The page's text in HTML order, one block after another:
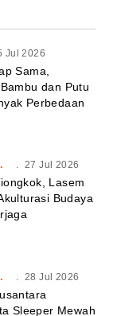
Jul 2026
Sama,
dan Putu
Perbedaan
. 27 Jul 2026
Lasem
Budaya
28 Jul 2026
Sleeper Mewah